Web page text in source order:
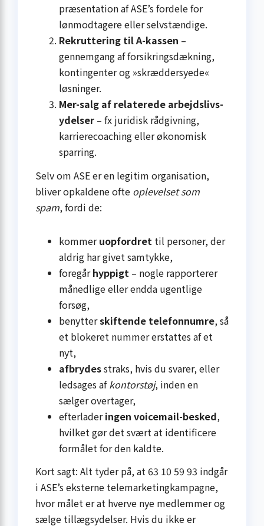
præsentation af ASE’s fordele for
lønmodtagere eller selvstændige.
Rekruttering til A-kassen –
gennemgang af forsikringsdækning,
kontingenter og »skrædder­syede«
løsninger.
Mer-salg af relaterede arbejdslivs-
ydelser – fx juridisk rådgivning,
karrierecoaching eller økonomisk
sparring.
Selv om ASE er en legitim organisation,
bliver opkaldene ofte oplevelset som
spam, fordi de:
kommeruopfordret til personer, der
aldrig har givet samtykke,
foregårhyppigt – nogle rapporterer
månedlige eller endda ugentlige
forsøg,
benytterskiftende telefonnumre, så
et blokeret nummer erstattes af et
nyt,
afbrydesstraks, hvis du svarer, eller
ledsages afkontorstøj, inden en
sælger overtager,
efterladeringen voicemail-besked,
hvilket gør det svært at identificere
formålet for den kaldte.
Kort sagt: Alt tyder på, at 63 10 59 93 indgår
i ASE’s eksterne telemarketing­kampagne,
hvor målet er at hverve nye medlemmer og
sælge tillægsydelser. Hvis du ikke er